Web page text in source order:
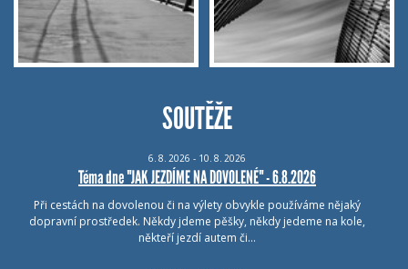
SOUTĚŽE
6. 8. 2026 - 10. 8. 2026
Téma dne "JAK JEZDÍME NA DOVOLENÉ" - 6.8.2026
Při cestách na dovolenou či na výlety obvykle používáme nějaký
dopravní prostředek. Někdy jdeme pěšky, někdy jedeme na kole,
někteří jezdí autem či…